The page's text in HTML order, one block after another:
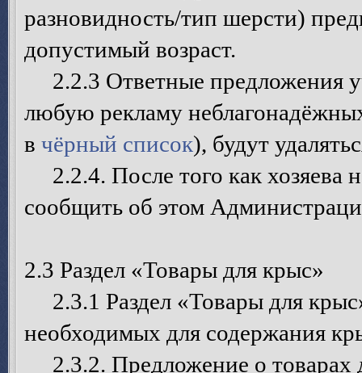
разновидность/тип шерсти)
допустимый возраст.
2.2.3 Ответные предложения
любую рекламу
в чёрный список), будут
2.2.4. После того как хозяева
сообщить об этом
2.3 Раздел «Товары для крыс»
2.3.1 Раздел «Товары для
необходимых для содержания
2.3.2. Предложение о товарах